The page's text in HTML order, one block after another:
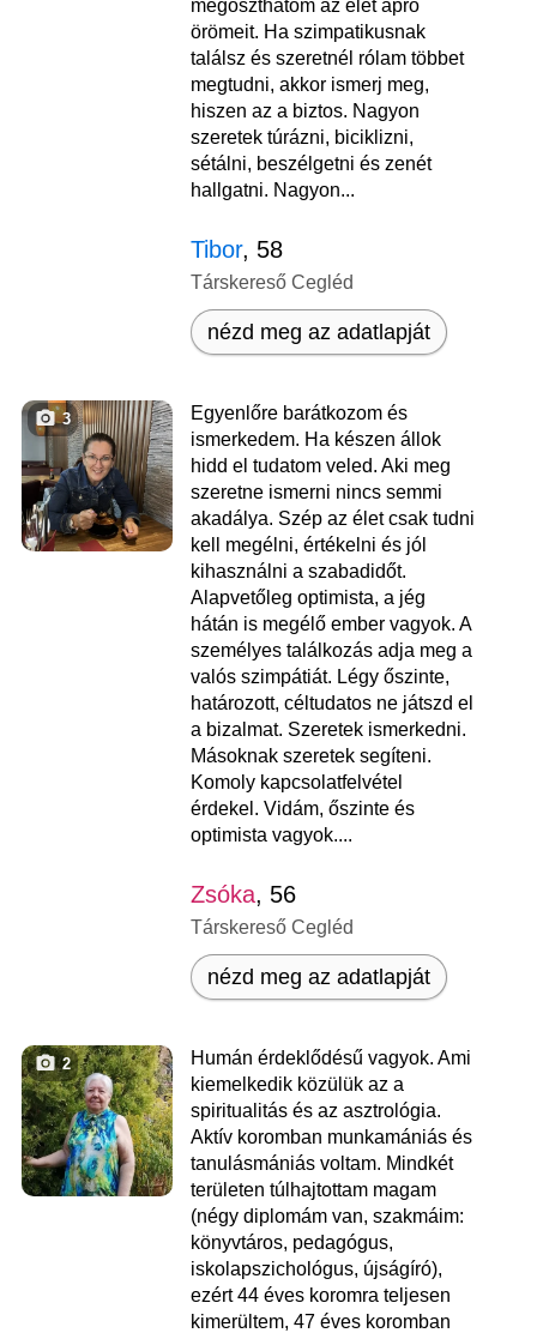
megoszthatom az élet apró
örömeit. Ha szimpatikusnak
találsz és szeretnél rólam többet
megtudni, akkor ismerj meg,
hiszen az a biztos. Nagyon
szeretek túrázni, biciklizni,
sétálni, beszélgetni és zenét
hallgatni. Nagyon...
Tibor, 58
Társkereső Cegléd
nézd meg az adatlapját
3
Egyenlőre barátkozom és
ismerkedem. Ha készen állok
hidd el tudatom veled. Aki meg
szeretne ismerni nincs semmi
akadálya. Szép az élet csak tudni
kell megélni, értékelni és jól
kihasználni a szabadidőt.
Alapvetőleg optimista, a jég
hátán is megélő ember vagyok. A
személyes találkozás adja meg a
valós szimpátiát. Légy őszinte,
határozott, céltudatos ne játszd el
a bizalmat. Szeretek ismerkedni.
Másoknak szeretek segíteni.
Komoly kapcsolatfelvétel
érdekel. Vidám, őszinte és
optimista vagyok....
Zsóka, 56
Társkereső Cegléd
nézd meg az adatlapját
2
Humán érdeklődésű vagyok. Ami
kiemelkedik közülük az a
spiritualitás és az asztrológia.
Aktív koromban munkamániás és
tanulásmániás voltam. Mindkét
területen túlhajtottam magam
(négy diplomám van, szakmáim:
könyvtáros, pedagógus,
iskolapszichológus, újságíró),
ezért 44 éves koromra teljesen
kimerültem, 47 éves koromban